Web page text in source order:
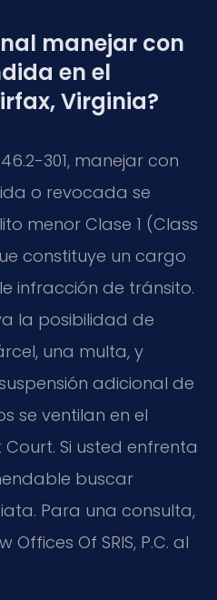
manejar con
en el
Virginia?
301, manejar con
o revocada se
menor Clase 1 (Class
constituye un cargo
infracción de tránsito.
la posibilidad de
una multa, y
adicional de
se ventilan en el
Si usted enfrenta
buscar
Para una consulta,
Of SRIS, P.C. al